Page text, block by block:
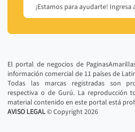
¡Estamos para ayudarte! Ingresa
El portal de negocios de
información comercial de 11 países de
Todas las marcas registradas son
respectiva o de Gurú. La reproducción
material contenido en este portal está
AVISO LEGAL© Copyright2026